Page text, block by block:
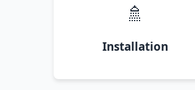
🚿
Installation